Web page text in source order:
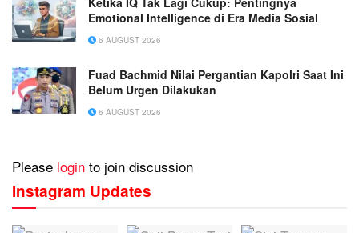
Emotional Intelligence di Era Media Sosial
6 AUGUST 2026
Fuad Bachmid Nilai Pergantian Kapolri Saat Ini
Belum Urgen Dilakukan
6 AUGUST 2026
Please login to join discussion
Instagram Updates